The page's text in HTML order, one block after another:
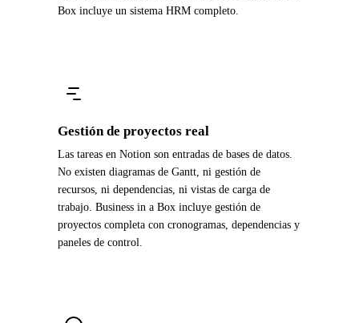
Box incluye un sistema HRM completo.
Gestión de proyectos real
Las tareas en Notion son entradas de bases de datos.
No existen diagramas de Gantt, ni gestión de
recursos, ni dependencias, ni vistas de carga de
trabajo. Business in a Box incluye gestión de
proyectos completa con cronogramas, dependencias y
paneles de control.